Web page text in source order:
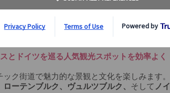
とドイツを巡る人気観光スポットを効率よく
ク街道で魅力的な景観と文化を楽しみます。
ーテンブルク、ヴュルツブルク、 そして ノイ